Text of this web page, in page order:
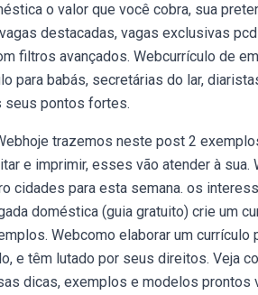
o valor que você cobra, sua
destacadas, vagas exclusivas
filtros avançados. Webcurrículo de
para babás, secretárias do lar,
seus pontos fortes.
trazemos neste post 2
e imprimir, esses vão atender à sua.
cidades para esta semana. os
doméstica (guia gratuito) crie um
Webcomo elaborar um currículo
e têm lutado por seus direitos. Veja
dicas, exemplos e modelos